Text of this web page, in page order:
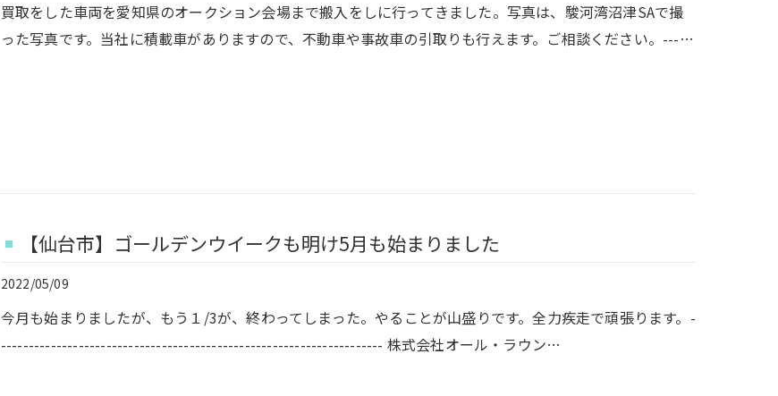
買取をした車両を愛知県のオークション会場まで搬入をしに行ってきました。写真は、駿河湾沼津SAで撮
った写真です。当社に積載車がありますので、不動車や事故車の引取りも行えます。ご相談ください。---…
【仙台市】ゴールデンウイークも明け5月も始まりました
2022/05/09
今月も始まりましたが、もう１/3が、終わってしまった。やることが山盛りです。全力疾走で頑張ります。-
--------------------------------------------------------------------- 株式会社オール・ラウン…